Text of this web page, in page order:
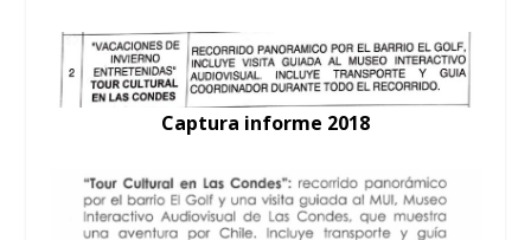
Captura informe 2018